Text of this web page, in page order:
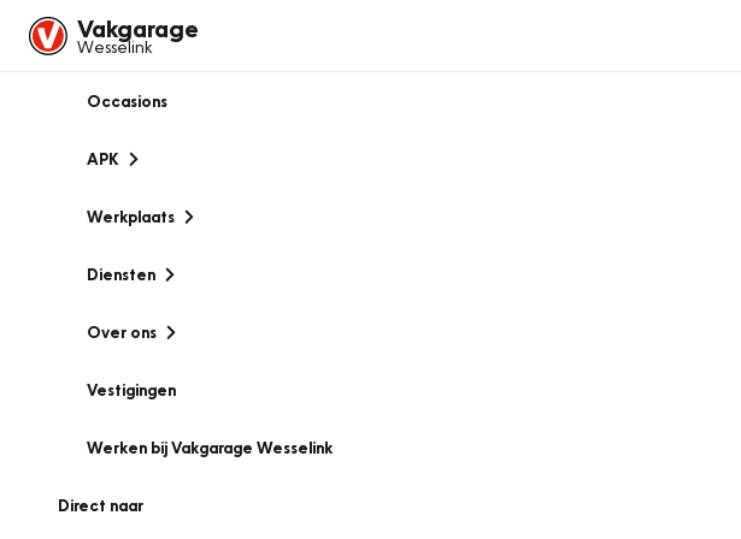
Vakgarage
Wesselink
Occasions
APK
Werkplaats
Diensten
Over ons
Vestigingen
Werken bij Vakgarage Wesselink
Direct naar